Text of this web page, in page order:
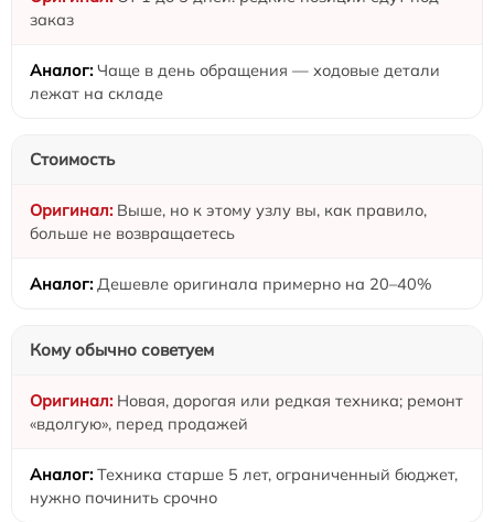
заказ
Чаще в день обращения — ходовые детали
лежат на складе
Стоимость
Выше, но к этому узлу вы, как правило,
больше не возвращаетесь
Дешевле оригинала примерно на 20–40%
Кому обычно советуем
Новая, дорогая или редкая техника; ремонт
«вдолгую», перед продажей
Техника старше 5 лет, ограниченный бюджет,
нужно починить срочно